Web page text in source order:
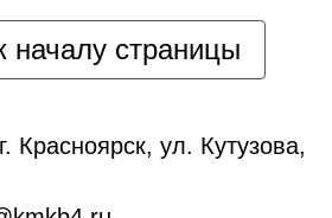
началу страницы
Красноярск, ул. Кутузова,